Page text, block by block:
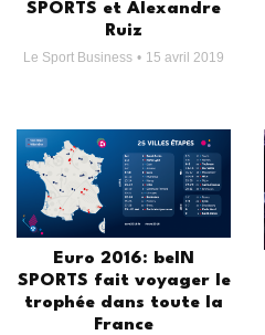
SPORTS et Alexandre
Ruiz
Le Sport Business 15 avril 2019
Euro 2016: beIN
SPORTS fait voyager le
trophée dans toute la
France